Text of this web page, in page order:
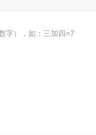
字），如：三加四=7